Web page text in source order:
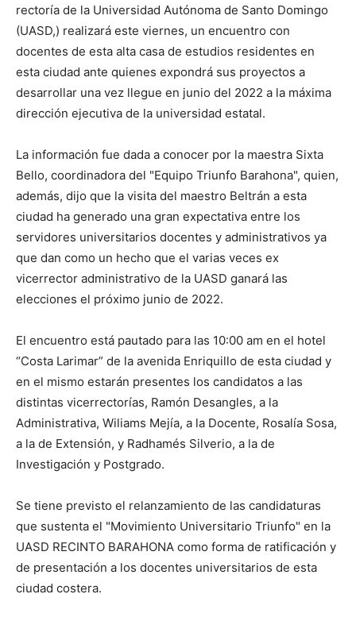
rectoría de la Universidad Autónoma de Santo Domingo
(UASD,) realizará este viernes, un encuentro con
docentes de esta alta casa de estudios residentes en
esta ciudad ante quienes expondrá sus proyectos a
desarrollar una vez llegue en junio del 2022 a la máxima
dirección ejecutiva de la universidad estatal.
La información fue dada a conocer por la maestra Sixta
Bello, coordinadora del "Equipo Triunfo Barahona", quien,
además, dijo que la visita del maestro Beltrán a esta
ciudad ha generado una gran expectativa entre los
servidores universitarios docentes y administrativos ya
que dan como un hecho que el varias veces ex
vicerrector administrativo de la UASD ganará las
elecciones el próximo junio de 2022.
El encuentro está pautado para las 10:00 am en el hotel
“Costa Larimar” de la avenida Enriquillo de esta ciudad y
en el mismo estarán presentes los candidatos a las
distintas vicerrectorías, Ramón Desangles, a la
Administrativa, Wiliams Mejía, a la Docente, Rosalía Sosa,
a la de Extensión, y Radhamés Silverio, a la de
Investigación y Postgrado.
Se tiene previsto el relanzamiento de las candidaturas
que sustenta el "Movimiento Universitario Triunfo" en la
UASD RECINTO BARAHONA como forma de ratificación y
de presentación a los docentes universitarios de esta
ciudad costera.